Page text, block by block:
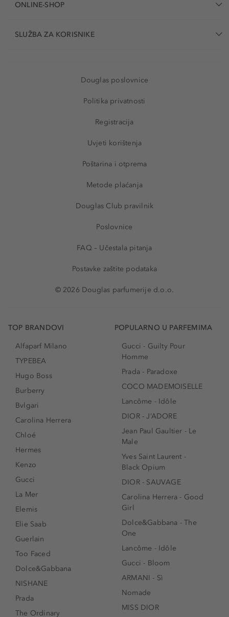
ONLINE-SHOP
SLUŽBA ZA KORISNIKE
Douglas poslovnice
Politika privatnosti
Registracija
Uvjeti korištenja
Poštarina i otprema
Metode plaćanja
Douglas Club pravilnik
Poslovnice
FAQ – Učestala pitanja
Postavke zaštite podataka
© 2026 Douglas parfumerije d.o.o.
TOP BRANDOVI
Alfaparf Milano
TYPEBEA
Hugo Boss
Burberry
Bvlgari
Carolina Herrera
Chloé
Hermes
Kenzo
Gucci
La Mer
Elemis
Elie Saab
Guerlain
Too Faced
Dolce&Gabbana
NISHANE
Prada
The Ordinary
POPULARNO U PARFEMIMA
Gucci - Guilty Pour
Homme
Prada - Paradoxe
COCO MADEMOISELLE
Lancôme - Idôle
DIOR - J’ADORE
Jean Paul Gaultier - Le
Male
Yves Saint Laurent -
Black Opium
DIOR - SAUVAGE
Carolina Herrera - Good
Girl
Dolce&Gabbana - The
One
Lancôme - Idôle
Gucci - Bloom
ARMANI - Sì
Nomade
MISS DIOR